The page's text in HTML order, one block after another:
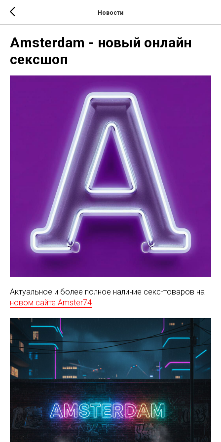
Новости
Amsterdam - новый онлайн
сексшоп
Актуальное и более полное наличие секс-товаров на
новом сайте Amster74